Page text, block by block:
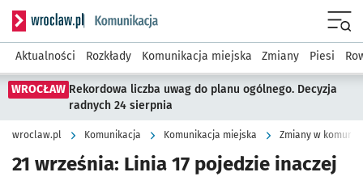
Serwis informacyjny wroclaw.pl podserwis: Komunikacja
Aktualności Rozkłady Komunikacja miejska Zmiany Piesi
WROCŁAW Rekordowa liczba uwag do planu ogólnego. Decyzja
radnych 24 sierpnia
wroclaw.pl Komunikacja Komunikacja miejska Zmiany w
21 września: Linia 17 pojedzie inaczej